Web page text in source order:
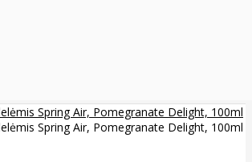
Spring Air, Pomegranate Delight, 100ml
Spring Air, Pomegranate Delight, 100ml